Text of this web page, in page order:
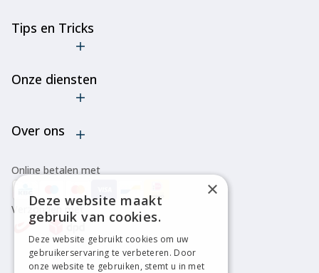
Tips en Tricks
goedkope
Verleng de
van je ski's
of
snowboard
Cancel
bestelling
Alle tips &
Onze diensten
Onderhoud
Over ons
Over ons
Disclaimer
Privacy policy
Online betalen met
Verzonden met
×
Deze website maakt
gebruik van cookies.
Deze website gebruikt cookies om uw
gebruikerservaring te verbeteren. Door
onze website te gebruiken, stemt u in met